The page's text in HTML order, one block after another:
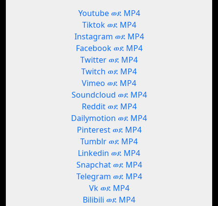
Youtube ወደ MP4
Tiktok ወደ MP4
Instagram ወደ MP4
Facebook ወደ MP4
Twitter ወደ MP4
Twitch ወደ MP4
Vimeo ወደ MP4
Soundcloud ወደ MP4
Reddit ወደ MP4
Dailymotion ወደ MP4
Pinterest ወደ MP4
Tumblr ወደ MP4
Linkedin ወደ MP4
Snapchat ወደ MP4
Telegram ወደ MP4
Vk ወደ MP4
Bilibili ወደ MP4